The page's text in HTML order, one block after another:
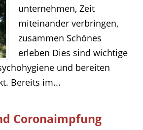
unternehmen, Zeit
miteinander verbringen,
zusammen Schönes
erleben Dies sind wichtige
und bereiten
Bereits im...
Coronaimpfung